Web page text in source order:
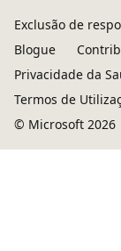
Exclusão de
Blogue
Privacidade da
Termos de
© Microsoft 2026